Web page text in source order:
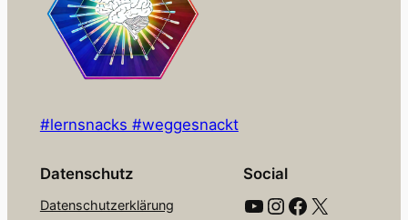
#lernsnacks #weggesnackt
Datenschutz
Datenschutzerklärung
Social
YouTube Instagram Facebook X